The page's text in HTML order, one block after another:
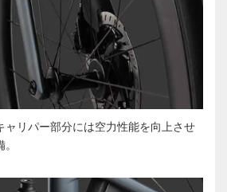
ャリパー部分には空力性能を向上させ